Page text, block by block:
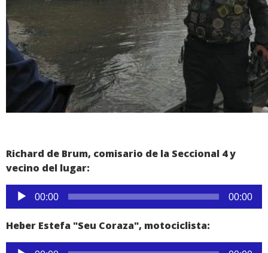
Richard de Brum, comisario de la Seccional 4 y
vecino del lugar:
Reproductor
de
audio
00:00 00:00
Heber Estefa "Seu Coraza", motociclista:
Reproductor